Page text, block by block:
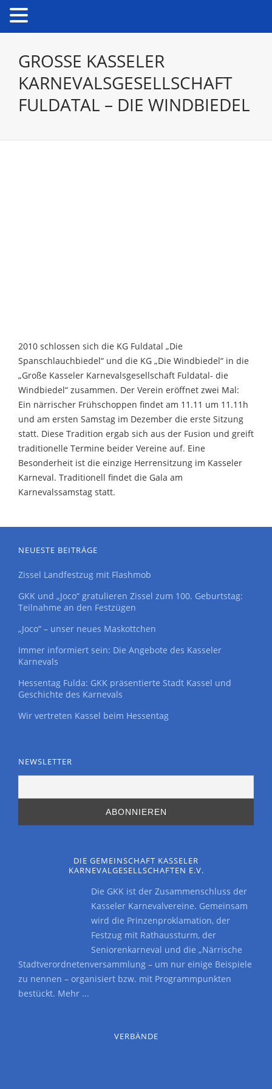
GROSSE KASSELER K
ARNEVALSGESELLSCHAFT F
ULDATAL – DIE WINDBIEDEL
2010 schlossen sich die KG Fuldatal „Die
Spanschlauchbiedel“ und die KG „Die Windbiedel“ in die
„Große Kasseler Karnevalsgesellschaft Fuldatal- die
Windbiedel“ zusammen. Der Verein eröffnet zwei Mal:
Ein närrischer Frühschoppen findet am 11.11 um 11.11h
und am ersten Samstag im Dezember die erste Sitzung
statt. Diese Tradition ergab sich aus der Fusion und greift
traditionelle Termine beider Vereine auf. Eine
Besonderheit ist die einzige Herrensitzung im Kasseler
Karneval. Traditionell findet die Gala am
Karnevalssamstag statt.
NEUESTE BEITRÄGE
Zissel Landfestzug mit Flashmob
GKK und „Joco“ gratulieren Zissel zum 100. Geburtstag:
Teilnahme an den Festzügen
„Joco“ – unser neues Maskottchen
Immer informiert sein: Die Angebote des Kasseler
Karnevals
Hessentag Fulda: GKK präsentierte Stadt Kassel und
Geschichte des Karnevals
Wir vertreten Kassel beim Hessentag
NEWSLETTER
DIE GEMEINSCHAFT KASSELER
KARNEVALGESELLSCHAFTEN E.V.
Die GKK ist der Zusammenschluss der
Kasseler Karnevalvereine. Gemeinsam
wird die Prinzenproklamation, der
Festzug mit Rathaussturm, der
Seniorenkarneval und die „Närrische
Stadtverordnetenversammlung – um nur einige Beispiele
zu nennen – organisiert bzw. mit Programmpunkten
bestückt. Mehr ...
VERBÄNDE